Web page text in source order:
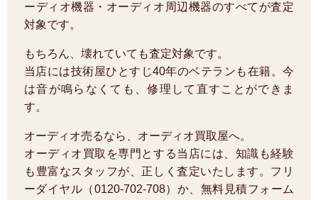
ーディオ機器・オーディオ周辺機器のすべてが査定
対象です。
もちろん、壊れていても査定対象です。
当店には技術屋ひとすじ40年のベテランも在籍。今
は音が鳴らなくても、修理して直すことができま
す。
オーディオ売るなら、オーディオ買取屋へ。
オーディオ買取を専門とする当店には、知識も経験
も豊富なスタッフが、正しく査定いたします。フリ
ーダイヤル（0120-702-708）か、無料見積フォーム